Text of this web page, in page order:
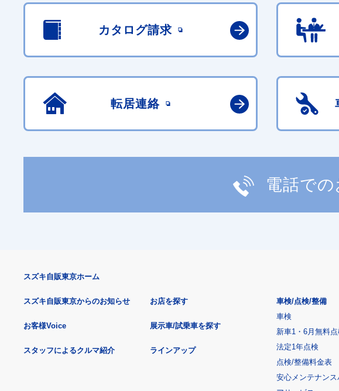
カタログ請求
転居連絡
電話で
スズキ自販東京ホーム
スズキ自販東京からのお知らせ
お客様Voice
スタッフによるクルマ紹介
お店を探す
展示車/試乗車を探す
ラインアップ
車検/点検/整備
車検
新車1・6月無料点
法定1年点検
点検/整備料金表
安心メンテナン